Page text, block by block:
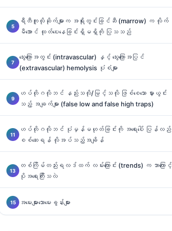
ရီတီကူလိုဆိုက်များက အရိုးတွင်းခြင်ဆီ (marrow) က လိုက်
မီအောင် ထုတ်ပေးနေခြင်းရှိမရှိကို ပြသသည်
သွေးကြောအတွင်း (intravascular) နှင့် သွေးကြောအပြင်
(extravascular) hemolysis ပုံစံများ
ဟပ်တိုဂလိုဘင် နည်းသလို/မြင့်သလို ဖြစ်စေသော မှားယွင်း
သည့် အချက်များ (false low and false high traps)
ဟပ်တိုဂလိုဘင် ပုံမှန်မဟုတ်ခြင်းကို အရေးပေါ် ပြန်လည်
စစ်ဆေးရန် လိုအပ်သည့်အချိန်
တစ်ကြိမ်တည်းရလဒ်ထက် လမ်းကြောင်း (trends) က ဘာကြောင့်
ပိုအရေးကြီးသလဲ
အမေးများသောမေးခွန်းများ